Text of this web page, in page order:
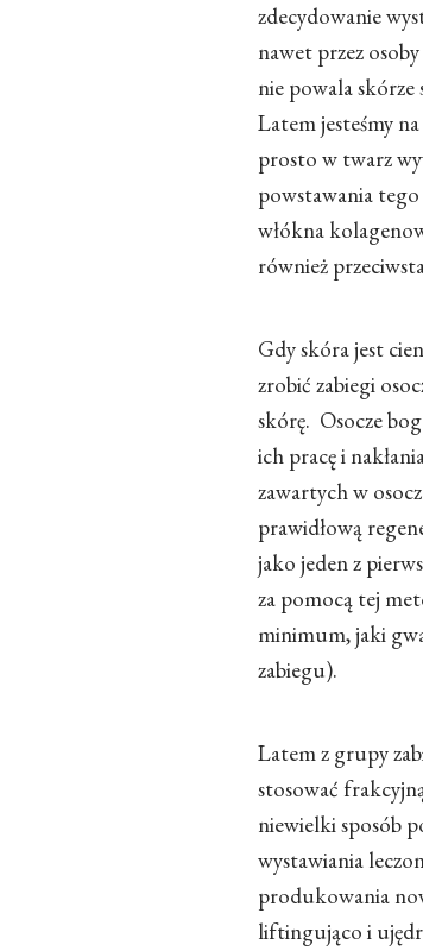
zdecydowanie
nawet przez
nie powala skórze
Latem jesteśmy
prosto w twarz
powstawania
włókna
również
Gdy skóra jest
zrobić zabiegi
skórę. Osocze
ich pracę i
zawartych w
prawidłową
jako jeden z
za pomocą tej
minimum, jaki
zabiegu).
Latem z grupy
stosować
niewielki sposób
wystawiania
produkowania
liftingująco i